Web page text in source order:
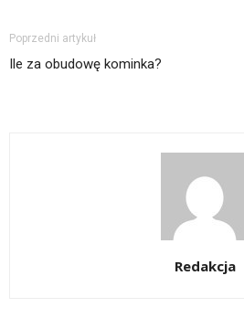
Poprzedni artykuł
Ile za obudowę kominka?
Redakcja